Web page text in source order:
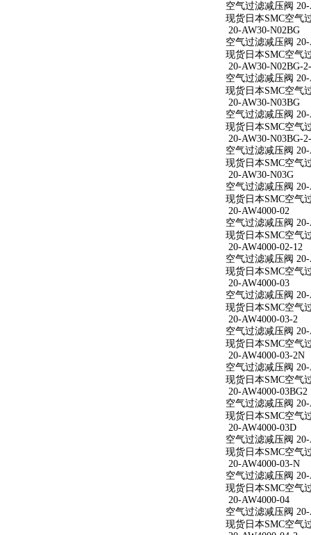
空气过滤减压阀
现货日本SMC空气
20-AW30-N02BG
空气过滤减压阀
现货日本SMC空气
20-AW30-N02BG-
空气过滤减压阀
现货日本SMC空气
20-AW30-N03BG
空气过滤减压阀
现货日本SMC空气
20-AW30-N03BG-
空气过滤减压阀
现货日本SMC空气
20-AW30-N03G
空气过滤减压阀
现货日本SMC空气
20-AW4000-02
空气过滤减压阀 20-
现货日本SMC空气
20-AW4000-02-12
空气过滤减压阀 20-
现货日本SMC空气
20-AW4000-03
空气过滤减压阀 20-
现货日本SMC空气
20-AW4000-03-2
空气过滤减压阀 20-
现货日本SMC空气
20-AW4000-03-2N
空气过滤减压阀
现货日本SMC空气
20-AW4000-03BG2
空气过滤减压阀 20-
现货日本SMC空气
20-AW4000-03D
空气过滤减压阀 20-
现货日本SMC空气
20-AW4000-03-N
空气过滤减压阀
现货日本SMC空气
20-AW4000-04
空气过滤减压阀 20-
现货日本SMC空气